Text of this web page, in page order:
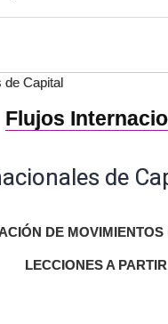
de Capital
Flujos
de
DE
LECCIONES A